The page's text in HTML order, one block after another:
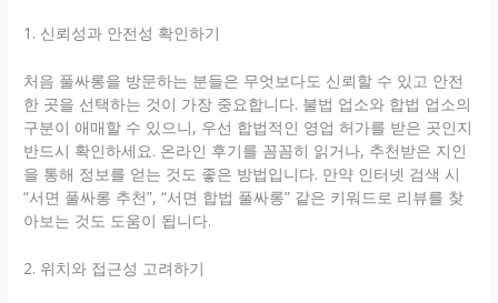
1. 신뢰성과 안전성 확인하기
처음 풀싸롱을 방문하는 분들은 무엇보다도 신뢰할 수 있고 안전
한 곳을 선택하는 것이 가장 중요합니다. 불법 업소와 합법 업소의
구분이 애매할 수 있으니, 우선 합법적인 영업 허가를 받은 곳인지
반드시 확인하세요. 온라인 후기를 꼼꼼히 읽거나, 추천받은 지인
을 통해 정보를 얻는 것도 좋은 방법입니다. 만약 인터넷 검색 시
“서면 풀싸롱 추천”, “서면 합법 풀싸롱” 같은 키워드로 리뷰를 찾
아보는 것도 도움이 됩니다.
2. 위치와 접근성 고려하기